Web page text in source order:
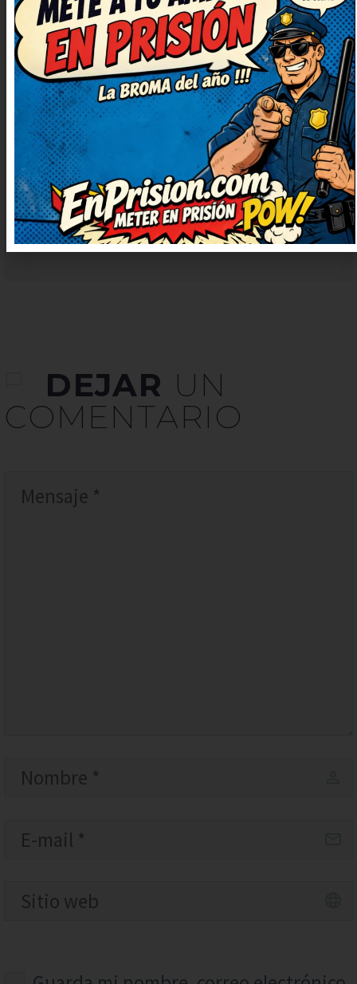
ALEJANDRO
VÁZQUEZ
15 julio, 2024 at 5:24
RESPONDER
¡Qué puntazo de chiste! Deberían
hacer una serie solo con chistes
como este. Me ha cambiado el
ánimo para bien, gracias. Lo
guardo para contarlo en la
próxima reunión, verás qué risas.
DEJAR UN
COMENTARIO